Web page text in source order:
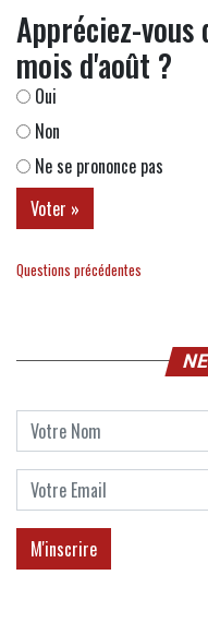
Appréciez-vous
mois d'août ?
Oui
Non
Ne se prononce pas
Questions précédentes